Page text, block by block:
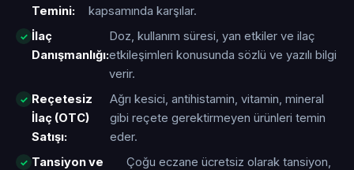
Temini:
kapsamında karşılar.
İlaç
Danışmanlığı:
Doz, kullanım süresi, yan etkiler ve ilaç
etkileşimleri konusunda sözlü ve yazılı bilgi
verir.
Reçetesiz
İlaç (OTC)
Satışı:
Ağrı kesici, antihistamin, vitamin, mineral
gibi reçete gerektirmeyen ürünleri temin
eder.
Tansiyon ve
Çoğu eczane ücretsiz olarak tansiyon,